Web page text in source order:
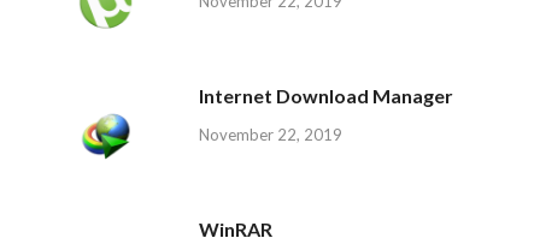
Internet Download Manager
November 22, 2019
WinRAR